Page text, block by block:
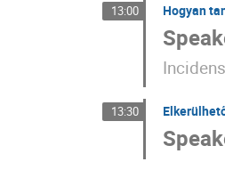
13:00 Hogyan
13:30